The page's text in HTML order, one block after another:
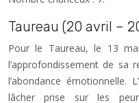
Taureau (20 avril –
Pour le Taureau, le 13
l’approfondissement de sa
l’abondance émotionnelle.
lâcher prise sur les